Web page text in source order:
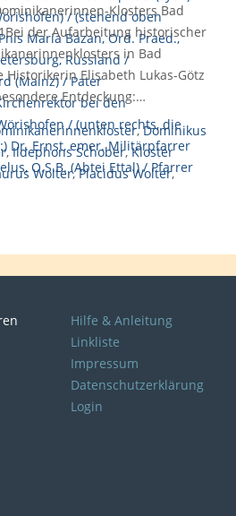
Klosters Bad
der Aufarbeitung historischer
in Bad
Elisabeth Lukas-Götz
Entdeckung:…
,Dominikus
,Ildephons Schober,Kloster
Wolter,Placidus Wolter,
Hilfe & Anleitung
Linkliste
Impressum
Datenschutzerklärung
Login